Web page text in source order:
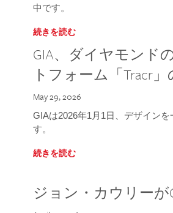
中です。
続きを読む
GIA、ダイヤモンド
トフォーム「Tracr
May 29, 2026
GIAは2026年1月1日、デザイン
す。
続きを読む
ジョン・カウリー